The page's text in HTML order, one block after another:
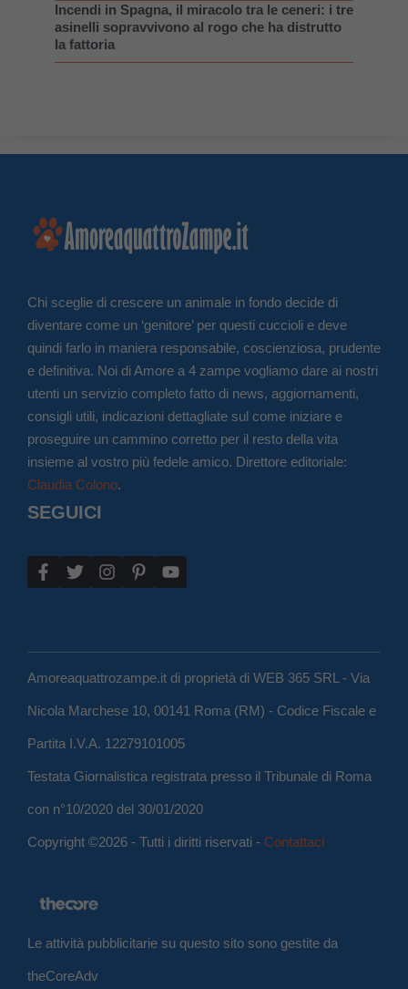
Incendi in Spagna, il miracolo tra le ceneri: i tre
asinelli sopravvivono al rogo che ha distrutto
la fattoria
Chi sceglie di crescere un animale in fondo decide di
diventare come un ‘genitore’ per questi cuccioli e deve
quindi farlo in maniera responsabile, coscienziosa, prudente
e definitiva. Noi di Amore a 4 zampe vogliamo dare ai nostri
utenti un servizio completo fatto di news, aggiornamenti,
consigli utili, indicazioni dettagliate sul come iniziare e
proseguire un cammino corretto per il resto della vita
insieme al vostro più fedele amico. Direttore editoriale:
Claudia Colono.
SEGUICI
Amoreaquattrozampe.it di proprietà di WEB 365 SRL - Via
Nicola Marchese 10, 00141 Roma (RM) - Codice Fiscale e
Partita I.V.A. 12279101005
Testata Giornalistica registrata presso il Tribunale di Roma
con n°10/2020 del 30/01/2020
Copyright ©2026 - Tutti i diritti riservati - Contattaci
Le attività pubblicitarie su questo sito sono gestite da
theCoreAdv